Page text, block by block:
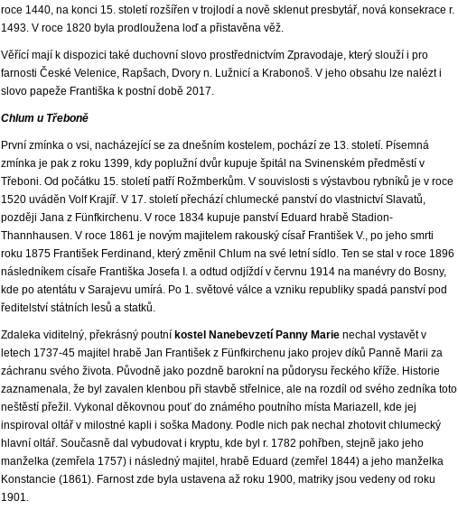
roce 1440, na konci 15. století rozšířen v trojlodí a nově sklenut presbytář, nová konsekrace r.
1493. V roce 1820 byla prodloužena loď a přistavěna věž.
Věřící mají k dispozici také duchovní slovo prostřednictvím Zpravodaje, který slouží i pro
farnosti České Velenice, Rapšach, Dvory n. Lužnicí a Krabonoš. V jeho obsahu lze nalézt i
slovo papeže Františka k postní době 2017.
Chlum u Třeboně
První zmínka o vsi, nacházející se za dnešním kostelem, pochází ze 13. století. Písemná
zmínka je pak z roku 1399, kdy poplužní dvůr kupuje špitál na Svinenském předměstí v
Třeboni. Od počátku 15. století patří Rožmberkům. V souvislosti s výstavbou rybníků je v roce
1520 uváděn Volf Krajíř. V 17. století přechází chlumecké panství do vlastnictví Slavatů,
později Jana z Fünfkirchenu. V roce 1834 kupuje panství Eduard hrabě Stadion-
Thannhausen. V roce 1861 je novým majitelem rakouský císař František V., po jeho smrti
roku 1875 František Ferdinand, který změnil Chlum na své letní sídlo. Ten se stal v roce 1896
následníkem císaře Františka Josefa I. a odtud odjíždí v červnu 1914 na manévry do Bosny,
kde po atentátu v Sarajevu umírá. Po 1. světové válce a vzniku republiky spadá panství pod
ředitelství státních lesů a statků.
Zdaleka viditelný, překrásný poutní kostel Nanebevzetí Panny Marie nechal vystavět v
letech 1737-45 majitel hrabě Jan František z Fünfkirchenu jako projev díků Panně Marii za
záchranu svého života. Původně jako pozdně barokní na půdorysu řeckého kříže. Historie
zaznamenala, že byl zavalen klenbou při stavbě střelnice, ale na rozdíl od svého zedníka toto
neštěstí přežil. Vykonal děkovnou pouť do známého poutního místa Mariazell, kde jej
inspiroval oltář v milostné kapli i soška Madony. Podle nich pak nechal zhotovit chlumecký
hlavní oltář. Současně dal vybudovat i kryptu, kde byl r. 1782 pohřben, stejně jako jeho
manželka (zemřela 1757) i následný majitel, hrabě Eduard (zemřel 1844) a jeho manželka
Konstancie (1861). Farnost zde byla ustavena až roku 1900, matriky jsou vedeny od roku
1901.